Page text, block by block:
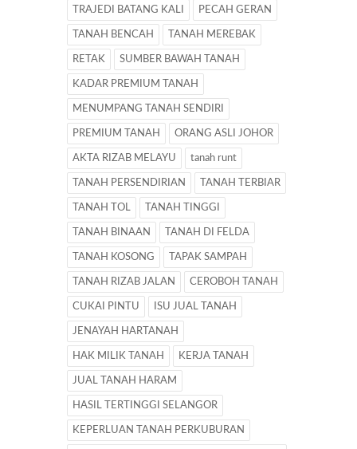
TRAJEDI BATANG KALI PECAH GERAN
TANAH BENCAH TANAH MEREBAK
RETAK SUMBER BAWAH TANAH
KADAR PREMIUM TANAH
MENUMPANG TANAH SENDIRI
PREMIUM TANAH ORANG ASLI JOHOR
AKTA RIZAB MELAYU tanah runt
TANAH PERSENDIRIAN TANAH TERBIAR
TANAH TOL TANAH TINGGI
TANAH BINAAN TANAH DI FELDA
TANAH KOSONG TAPAK SAMPAH
TANAH RIZAB JALAN CEROBOH TANAH
CUKAI PINTU ISU JUAL TANAH
JENAYAH HARTANAH
HAK MILIK TANAH KERJA TANAH
JUAL TANAH HARAM
HASIL TERTINGGI SELANGOR
KEPERLUAN TANAH PERKUBURAN